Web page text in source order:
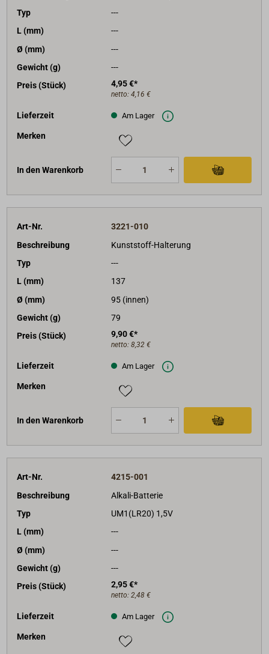
Typ
---
L (mm)
---
Ø (mm)
---
Gewicht (g)
---
Preis (Stück)
4,95 €*
netto: 4,16 €
Lieferzeit Am Lager
Merken
In den Warenkorb
Art-Nr.
3221-010
Beschreibung
Kunststoff-Halterung
Typ
---
L (mm)
137
Ø (mm)
95 (innen)
Gewicht (g)
79
Preis (Stück)
9,90 €*
netto: 8,32 €
Lieferzeit Am Lager
Merken
In den Warenkorb
Art-Nr.
4215-001
Beschreibung
Alkali-Batterie
Typ
UM1(LR20) 1,5V
L (mm)
---
Ø (mm)
---
Gewicht (g)
---
Preis (Stück)
2,95 €*
netto: 2,48 €
Lieferzeit Am Lager
Merken